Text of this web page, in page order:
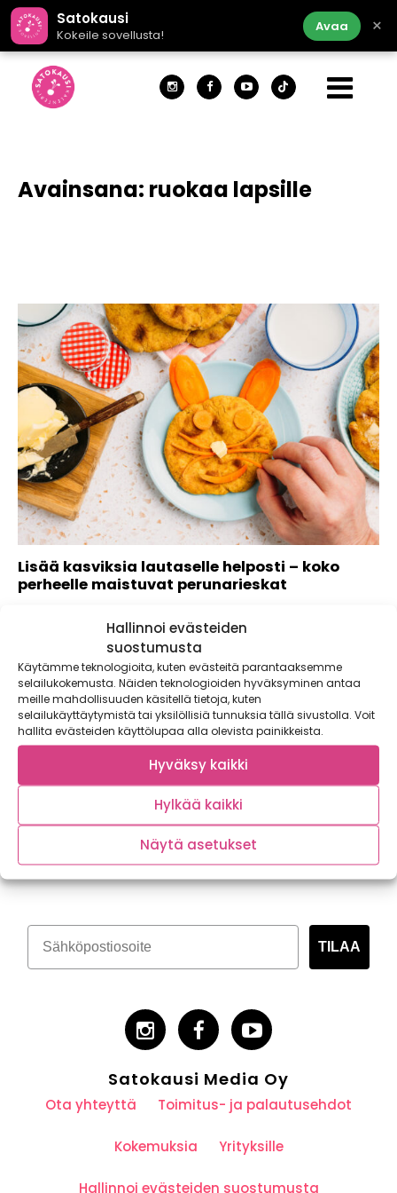
Hallinnoi evästeiden
suostumusta
Käytämme teknologioita, kuten evästeitä parantaaksemme
selailukokemusta. Näiden teknologioiden hyväksyminen antaa
meille mahdollisuuden käsitellä tietoja, kuten
selailukäyttäytymistä tai yksilöllisiä tunnuksia tällä sivustolla. Voit
hallita evästeiden käyttölupaa alla olevista painikkeista.
Hyväksy kaikki
Hylkää kaikki
Näytä asetukset
Satokausi
Kokeile sovellusta!
Avaa ×
Avainsana: ruokaa lapsille
Lisää kasviksia lautaselle helposti – koko
perheelle maistuvat perunarieskat
kasvispitoista välipalaa? Monet vanhemmat varmasti
Tilaa kasvispitoinen uutiskirje
TILAA
Satokausi Media Oy
Ota yhteyttä Toimitus- ja palautusehdot
Kokemuksia Yrityksille
Hallinnoi evästeiden suostumusta